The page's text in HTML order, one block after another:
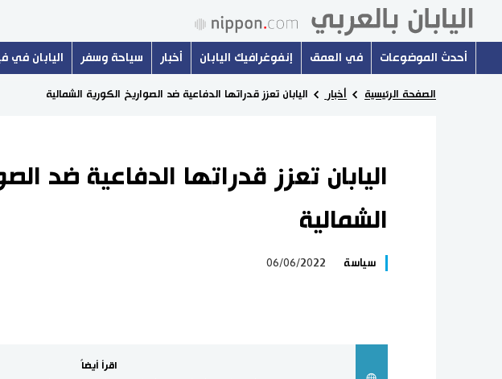
أحدث الموضوعات في العمق إنفوغرافيك اليابان أخبار سياحة وسفر اليابان في
الصفحة الرئيسية أخبار اليابان تعزز قدراتها الدفاعية ضد الصواريخ الكورية الشمالية
اليابان تعزز قدراتها الدفاعية ضد
الشمالية
سياسة 06/06/2022
اقرأ أيضاً